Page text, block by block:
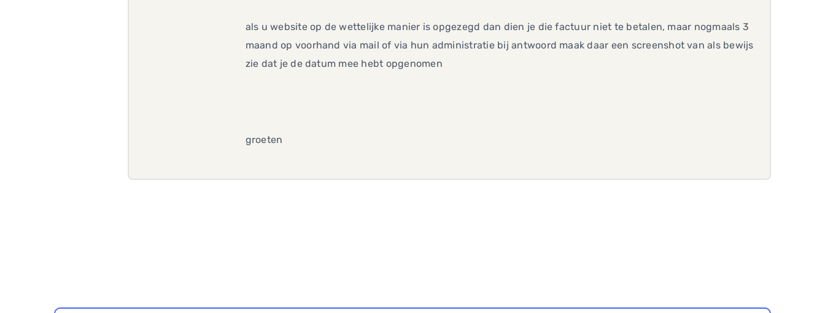
als u website op de wettelijke manier is opgezegd dan dien je die factuur niet te betalen, maar nogmaals 3
maand op voorhand via mail of via hun administratie bij antwoord maak daar een screenshot van als bewijs
zie dat je de datum mee hebt opgenomen
groeten